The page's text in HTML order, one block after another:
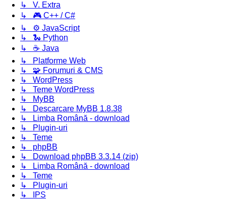
↳ V. Extra
↳ 🎮 C++ / C#
↳ ⚙️ JavaScript
↳ 🐍 Python
↳ ☕ Java
↳ Platforme Web
↳ 🧩 Forumuri & CMS
↳ WordPress
↳ Teme WordPress
↳ MyBB
↳ Descarcare MyBB 1.8.38
↳ Limba Română - download
↳ Plugin-uri
↳ Teme
↳ phpBB
↳ Download phpBB 3.3.14 (zip)
↳ Limba Română - download
↳ Teme
↳ Plugin-uri
↳ IPS